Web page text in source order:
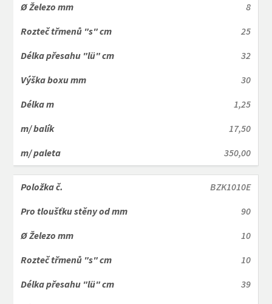
8
25
32
30
1,25
17,50
350,00
BZK1010E
90
10
10
39